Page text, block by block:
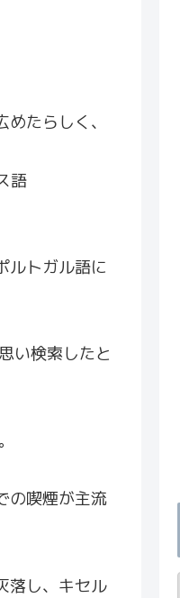
たらしく、
語
ルトガル語に
い検索したと
の喫煙が主流
落し、キセル